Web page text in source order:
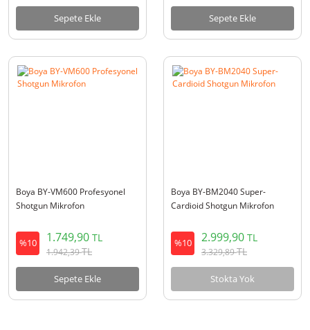
Sepete Ekle Sepete Ekle
Boya BY-VM600 Profesyonel
Shotgun Mikrofon
%10 1.749,90 TL
1.942,39TL
Sepete Ekle
Boya BY-BM2040 Super-
Cardioid Shotgun Mikrofon
%10 2.999,90 TL
3.329,89TL
Stokta Yok